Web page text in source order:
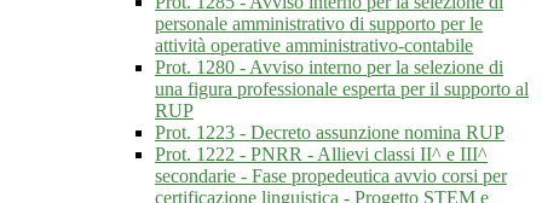
personale amministrativo di supporto per le
attività operative amministrativo-contabile
Prot. 1280 - Avviso interno per la selezione di
una figura professionale esperta per il supporto al
RUP
Prot. 1223 - Decreto assunzione nomina RUP
Prot. 1222 - PNRR - Allievi classi II^ e III^
secondarie - Fase propedeutica avvio corsi per
certificazione linguistica - Progetto STEM e